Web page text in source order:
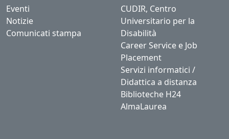
Eventi
Notizie
Comunicati stampa
CUDIR, Centro
Universitario per la
Disabilità
Career Service e Job
Placement
Servizi informatici /
Didattica a distanza
Biblioteche H24
AlmaLaurea